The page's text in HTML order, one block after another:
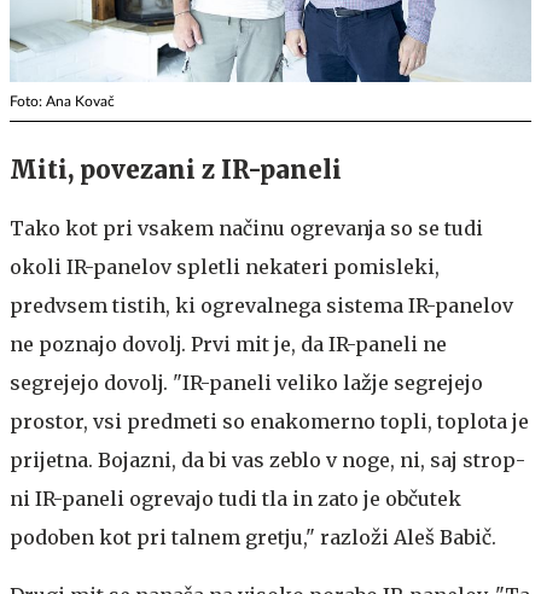
Foto: Ana Kovač
Miti, povezani z IR-paneli
Tako kot pri vsakem načinu ogrevanja so se tudi
okoli IR-panelov spletli nekateri pomisleki,
predvsem tistih, ki ogrevalnega sistema IR-panelov
ne poznajo dovolj. Prvi mit je, da IR-paneli ne
segrejejo dovolj. "IR-paneli veliko lažje segrejejo
prostor, vsi predmeti so enakomerno topli, toplota je
prijetna. Bojazni, da bi vas zeblo v noge, ni, saj strop­
ni IR-paneli ogrevajo tudi tla in zato je občutek
podoben kot pri talnem gretju," razloži Aleš Babič.